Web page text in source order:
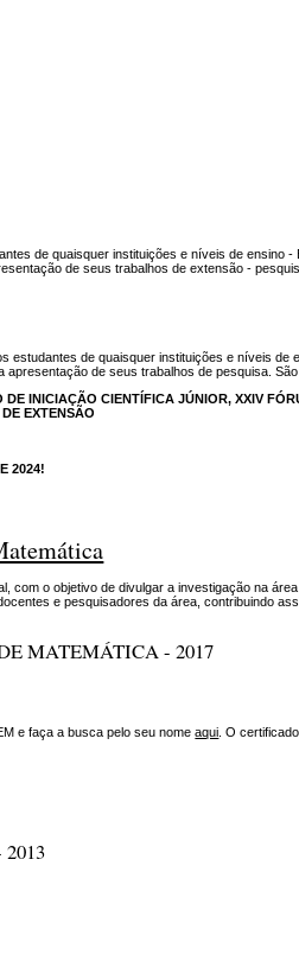
de quaisquer instituições e níveis de ensino
de seus trabalhos de extensão -
estudantes de quaisquer instituições e níveis de
de seus trabalhos de pesquisa.
DE INICIAÇÃO CIENTÍFICA JÚNIOR,XXIV
EXTENSÃO
2024!
com o objetivo de divulgar a investigação na
e pesquisadores da área, contribuindo
MATEMÁTICA - 2017
e faça a busca pelo seu nomeaqui . O
2013